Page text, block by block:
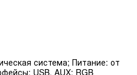
система; Питание: от
USB, AUX; RGB